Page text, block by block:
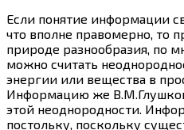
Если понятие информации
что вполне правомерно, то
природе разнообразия, по
можно считать
энергии или вещества в
Информацию же
этой неоднородности.
постольку, поскольку